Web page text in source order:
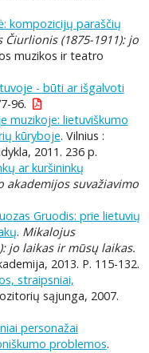
kompozicijų paraščių
(1875-1911): jo
muzikos ir teatro
- būti ar išgalvoti
96.
muzikoje: lietuviškumo
kūryboje. Vilnius :
2011. 236 p.
ar kuršininkų
suvažiavimo
Gruodis: prie lietuvių
. Mikalojus
jo laikas ir mūsų laikas.
2013. P. 115-132.
straipsniai,
sąjunga, 2007.
personažai
problemos.